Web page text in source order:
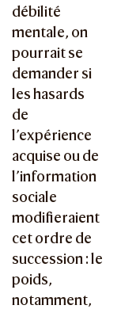
débilité
mentale, on
pourrait se
demander si
les hasards
de
l’expérience
acquise ou de
l’information
sociale
modifieraient
cet ordre de
succession : le
poids,
notamment,